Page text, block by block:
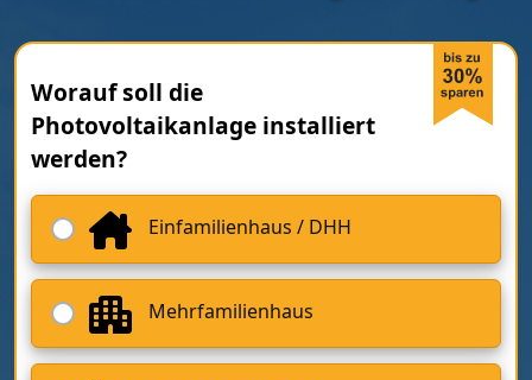
Worauf soll die
Photovoltaikanlage installiert
werden?
Einfamilienhaus / DHH
Mehrfamilienhaus